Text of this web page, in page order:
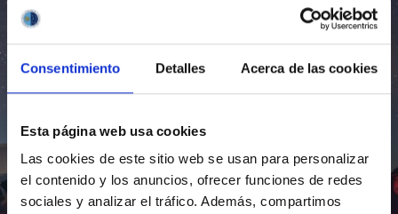
Consentimiento Detalles Acerca de las cookies
Esta página web usa cookies
Las cookies de este sitio web se usan para personalizar
el contenido y los anuncios, ofrecer funciones de redes
sociales y analizar el tráfico. Además, compartimos